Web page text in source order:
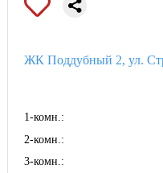
ЖК Поддубный 2, ул.
1-комн.:
2-комн.:
3-комн.: